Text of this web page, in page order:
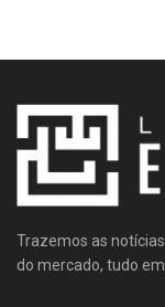
Trazemos as
do mercado, tudo